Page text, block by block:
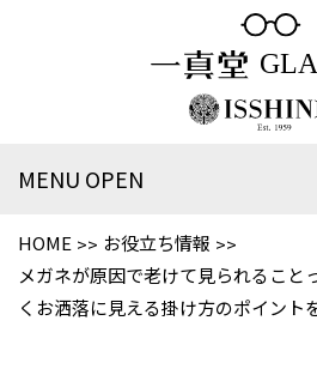
MENU OPEN
HOME
お役立ち情報
メガネが原因で老けて見られること
くお洒落に見える掛け方のポイント